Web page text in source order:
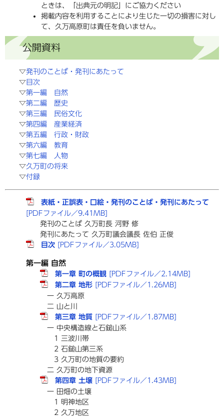
ときは、「出典元の明記」にご協力ください
掲載内容を利用することにより生じた一切の損害に対し
て、久万高原町は責任を負いません。
公開資料
▽発刊のことば・発刊にあたって
▽ 目次
▽第一編 自然
▽第二編 歴史
▽第三編 民俗文化
▽第四編 産業経済
▽第五編 行政・財政
▽第六編 教育
▽第七編 人物
▽久万町の将来
▽付録
表紙・正誤表・口絵・発刊のことば・発刊にあたって
[PDFファイル／9.41MB]
発刊のことば 久万町長 河野 修
発刊にあたって 久万町議会議長 佐伯 正俊
目次 [PDFファイル／3.05MB]
第一編 自然
第一章 町の概観 [PDFファイル／2.14MB]
第二章 地形 [PDFファイル／1.26MB]
一 久万高原
二 山と川
第三章 地質 [PDFファイル／1.87MB]
一 中央構造線と石鎚山系
1 三波川帯
2 石鎚山第三系
3 久万町の地質の要約
二 久万町の地下資源
第四章 土壌 [PDFファイル／1.43MB]
一 田畑の土壌
1 明神地区
2 久万地区